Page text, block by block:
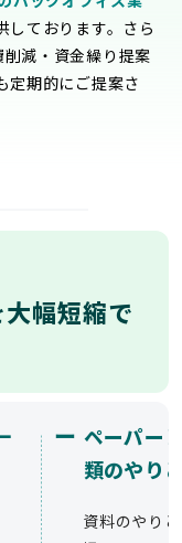
しております。さら
減・資金繰り提案
定期的にご提案さ
幅短縮で
ー ペーパー
類のやり
資料のやり